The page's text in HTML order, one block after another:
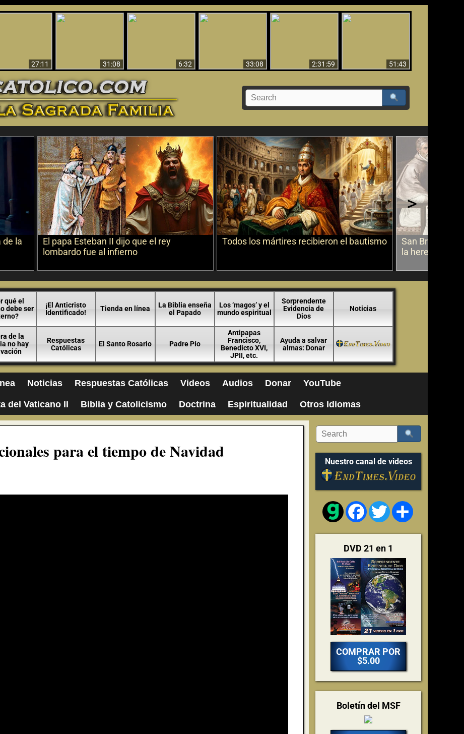
27:11
31:08 6:32 33:08 2:31:59
51:43
de la
El papa Esteban II dijo que el rey
lombardo fue al infierno
Todos los mártires recibieron el bautismo
San Bruno
la herejía
>
qué el
debe ser
¡El Anticristo
Identificado!
Tienda en línea
La Biblia enseña
el Papado
Los ‘magos’ y el
mundo espiritual
Sorprendente
Evidencia de
Dios
Noticias
de la
no hay
Respuestas
Católicas
El Santo Rosario Padre Pío
Antipapas
Francisco,
Benedicto XVI,
JPII, etc.
Ayuda a salvar
almas: Donar
Noticias Respuestas Católicas Videos Audios Donar YouTube
del Vaticano II Biblia y Catolicismo Doctrina Espiritualidad Otros Idiomas
para el tiempo de Navidad Nuestro canal de videos
FacebookTwitter
DVD 21 en 1
COMPRAR POR
$5.00
Boletín del MSF